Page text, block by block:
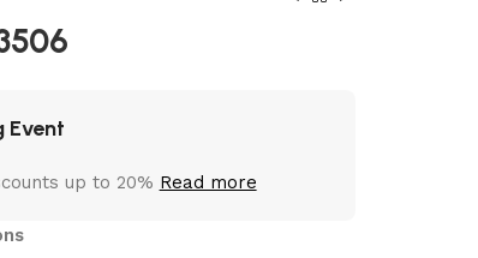
Event
up to 20% Read more